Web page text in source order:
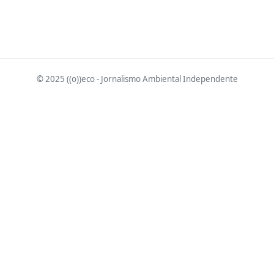
© 2025 ((o))eco - Jornalismo Ambiental Independente